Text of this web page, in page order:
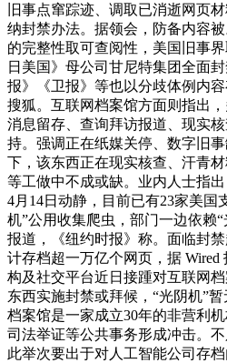
旧事点窜踪迹、调取已消逝网页
纳封禁办法。据领会，防备内容
的完整性取可查阅性，美国旧事
日美国》母公司甘尼特集团全面
报》《卫报》等也以分歧体例内
搜狐。互联网档案馆方面则指出
消息留存、查询拜访报道、现实
持。强调正在纸媒关停、数字旧
下，该东西正在现实核查、汗青
等工做中不成或缺。业内人士指
4月14日动静，目前已有23家美国
机”公用收集爬虫，部门一边依赖
报道，《纽约时报》称。面临封
计存档超一万亿个网页，据
构及社交平台近日接踵对互联网
东西实施封禁或拜候，“光阴机”
档案馆是一家成立30年的非营利
司法举证等公共事务形成冲击。
此举次要出于对人工智能公司存